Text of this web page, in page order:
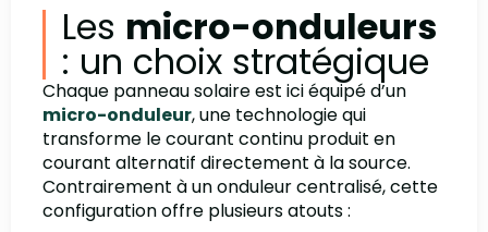
Les micro-onduleurs
: un choix stratégique
Chaque panneau solaire est ici équipé d’un
micro-onduleur, une technologie qui
transforme le courant continu produit en
courant alternatif directement à la source.
Contrairement à un onduleur centralisé, cette
configuration offre plusieurs atouts :